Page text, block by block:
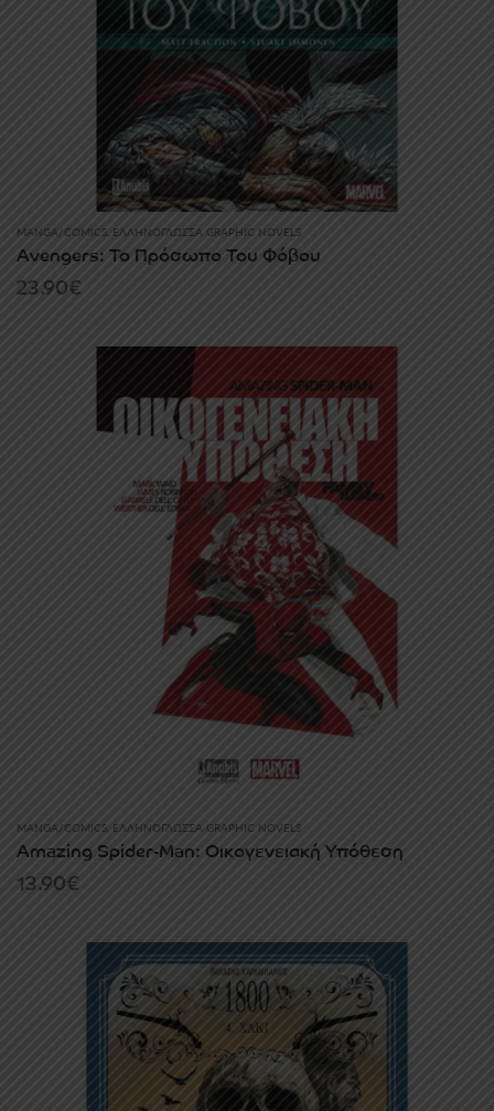
MANGA/COMICS, ΕΛΛΗΝΌΓΛΩΣΣΑ GRAPHIC NOVELS
Avengers: Το Πρόσωπο Του Φόβου
23.90€
MANGA/COMICS, ΕΛΛΗΝΌΓΛΩΣΣΑ GRAPHIC NOVELS
Amazing Spider-Man: Οικογενειακή Υπόθεση
13.90€